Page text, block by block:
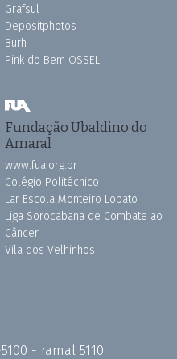
Grafsul
Depositphotos
Burh
Pink do Bem OSSEL
Fundação Ubaldino do
Amaral
www.fua.org.br
Colégio Politécnico
Lar Escola Monteiro Lobato
Liga Sorocabana de Combate ao
Câncer
Vila dos Velhinhos
- ramal 5110